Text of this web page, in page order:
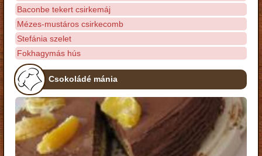
Baconbe tekert csirkemáj
Mézes-mustáros csirkecomb
Stefánia szelet
Fokhagymás hús
Csokoládé mánia